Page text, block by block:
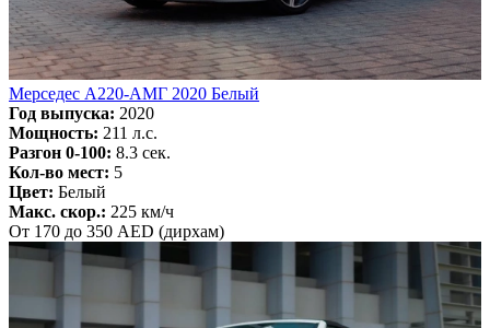
Мерседес А220-АМГ 2020 Белый
Год выпуска: 2020
Мощность: 211 л.с.
Разгон 0-100: 8.3 сек.
Кол-во мест: 5
Цвет: Белый
Макс. скор.: 225 км/ч
От 170 до 350 AED (дирхам)